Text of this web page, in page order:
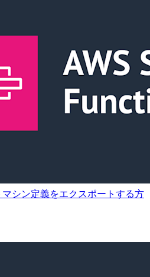
シン定義をエクスポートする方